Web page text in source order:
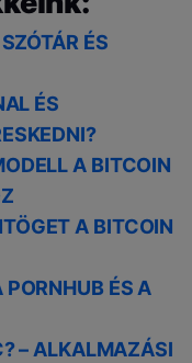
ÉS
ÉS
A BITCOIN
A BITCOIN
ÉS A
– ALKALMAZÁSI